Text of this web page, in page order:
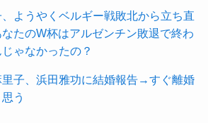
、ようやくベルギー戦敗北から立ち直
たのW杯はアルゼンチン敗退で終わ
ゃなかったの？
里子、浜田雅功に結婚報告→すぐ離婚
う